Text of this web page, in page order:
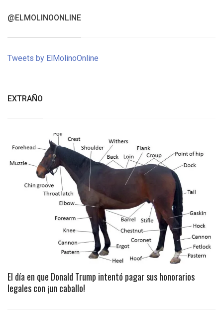
@ELMOLINOONLINE
Tweets by ElMolinoOnline
EXTRAÑO
El día en que Donald Trump intentó pagar sus honorarios
legales con ¡un caballo!